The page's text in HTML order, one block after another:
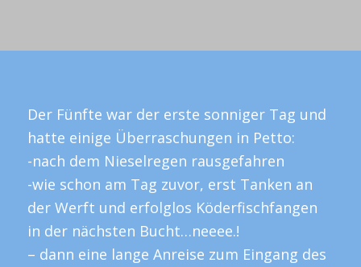
Der Fünfte war der erste sonniger Tag und
hatte einige Überraschungen in Petto:
-nach dem Nieselregen rausgefahren
-wie schon am Tag zuvor, erst Tanken an
der Werft und erfolglos Köderfischfangen
in der nächsten Bucht…neeee.!
– dann eine lange Anreise zum Eingang des